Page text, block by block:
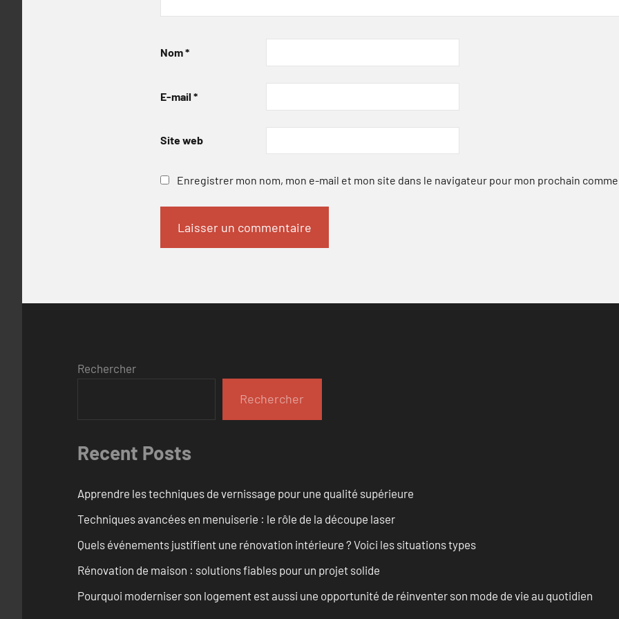
Nom*
E-mail *
Site web
Enregistrer mon nom, mon e-mail et mon site dans le navigateur pour mon prochain
Rechercher
Rechercher
Recent Posts
Apprendre les techniques de vernissage pour une qualité supérieure
Techniques avancées en menuiserie : le rôle de la découpe laser
Quels événements justifient une rénovation intérieure ? Voici les situations types
Rénovation de maison : solutions fiables pour un projet solide
Pourquoi moderniser son logement est aussi une opportunité de réinventer son mode de vie au quotidien